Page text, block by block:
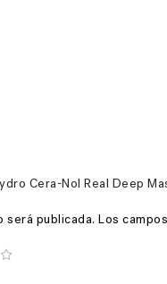
Cera-Nol Real Deep
será publicada. Los